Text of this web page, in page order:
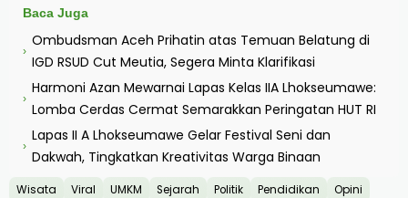
Baca Juga
›
Ombudsman Aceh Prihatin atas Temuan Belatung di
IGD RSUD Cut Meutia, Segera Minta Klarifikasi
›
Harmoni Azan Mewarnai Lapas Kelas IIA Lhokseumawe:
Lomba Cerdas Cermat Semarakkan Peringatan HUT RI
›
Lapas II A Lhokseumawe Gelar Festival Seni dan
Dakwah, Tingkatkan Kreativitas Warga Binaan
Wisata Viral UMKM Sejarah Politik Pendidikan
Opini